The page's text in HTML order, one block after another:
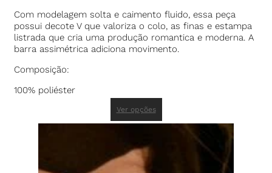
Com modelagem solta e caimento fluido, essa peça
possui decote V que valoriza o colo, as finas e estampa
listrada que cria uma produção romantica e moderna. A
barra assimétrica adiciona movimento.
Composição:
100% poliéster
Ver opções